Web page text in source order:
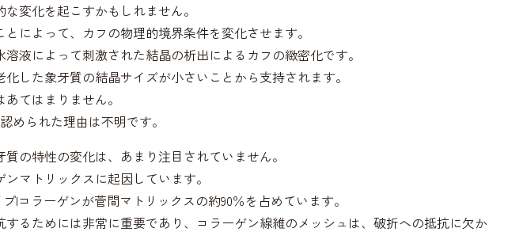
変化を起こすかもしれません。
によって、カフの物理的境界条件を変化させます。
液によって刺激された結晶の析出によるカフの緻密化です。
した象牙質の結晶サイズが小さいことから支持されます。
てはまりません。
められた理由は不明です。
の特性の変化は、あまり注目されていません。
マトリックスに起因しています。
Iコラーゲンが菅間マトリックスの約90％を占めています。
るためには非常に重要であり、コラーゲン線維のメッシュは、破折への抵抗に欠か